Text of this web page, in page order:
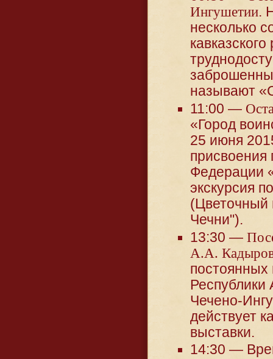
Ингушетии.
несколько
называют
11:00 —
«Город
25 июня
присвоения
Федерации
экскурсия
(Цветочный
Чечни").
13:30 —
А.А.
постоянных
Чечено-
действует
выставки.
14:30 —